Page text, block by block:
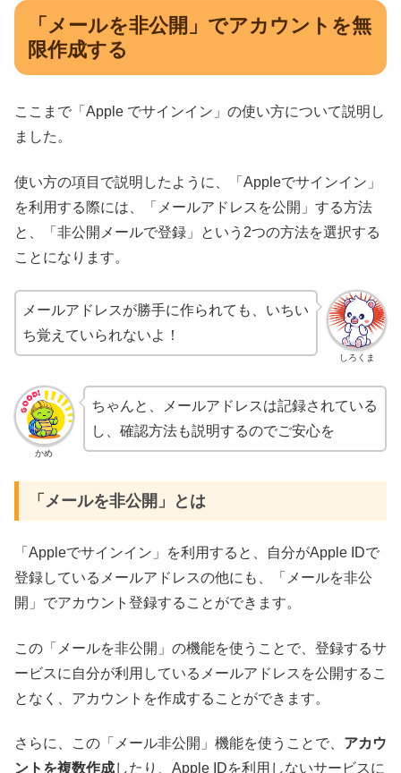
「メールを非公開」でアカウントを無
限作成する
ここまで「Apple でサインイン」の使い方について説明し
ました。
使い方の項目で説明したように、「Appleでサインイン」
を利用する際には、「メールアドレスを公開」する方法
と、「非公開メールで登録」という2つの方法を選択する
ことになります。
しろくま
メールアドレスが勝手に作られても、いちい
ち覚えていられないよ！
かめ
ちゃんと、メールアドレスは記録されている
し、確認方法も説明するのでご安心を
「メールを非公開」とは
「Appleでサインイン」を利用すると、自分がApple IDで
登録しているメールアドレスの他にも、「メールを非公
開」でアカウント登録することができます。
この「メールを非公開」の機能を使うことで、登録するサ
ービスに自分が利用しているメールアドレスを公開するこ
となく、アカウントを作成することができます。
さらに、この「メール非公開」機能を使うことで、 アカウ
ントを複数作成したり、Apple IDを利用しないサービスに